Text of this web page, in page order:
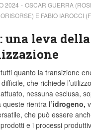
2024
OSCAR GUERRA
E FABIO IAROCCI
una leva della
quanto la transizione
che richiede
nessuna esclusa,
queste rientra l’idrogeno,
che può essere
e i processi